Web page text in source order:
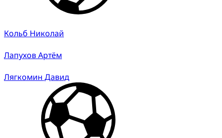
Кольб Николай
Лапухов Артём
Лягкомин Давид